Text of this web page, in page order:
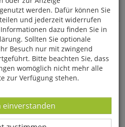
Diverses
Herbst
werden. Dafür können Sie
und jederzeit widerrufen
dazu finden Sie in
Sollten Sie optionale
Besuch nur mit zwingend
Bitte beachten Sie, dass
womöglich nicht mehr alle
zur Verfügung stehen.
-
einverstanden